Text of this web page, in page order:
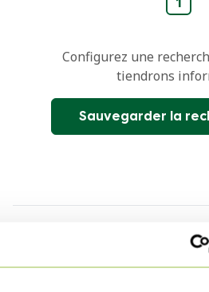
Configurez une
tiendrons
Sauvegarder la